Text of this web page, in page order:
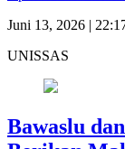
Juni 13, 2026 |
UNISSAS
Bawaslu